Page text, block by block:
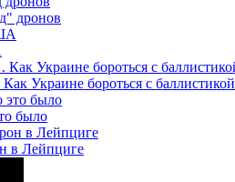
дронов
Украине бороться с баллистикой
было
в Лейпциге